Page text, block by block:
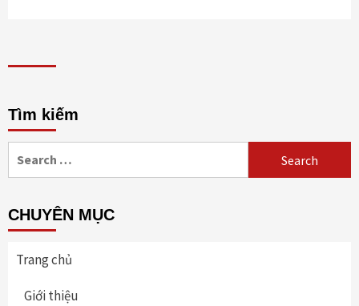
Tìm kiếm
CHUYÊN MỤC
Trang chủ
Giới thiệu